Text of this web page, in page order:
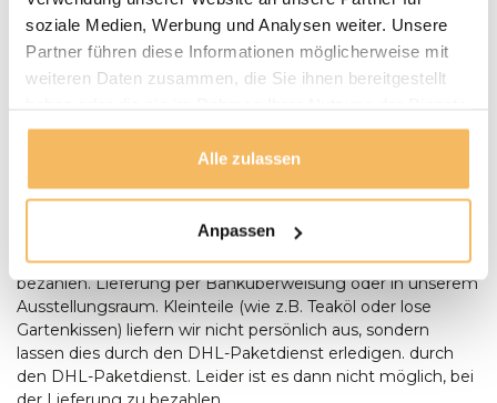
soziale Medien, Werbung und Analysen weiter. Unsere
Partner führen diese Informationen möglicherweise mit
weiteren Daten zusammen, die Sie ihnen bereitgestellt
gesammelt haben.
Alle zulassen
Anpassen
mit Ihnen einen Termin für die Lieferung. Unsere
Gartenmöbel werden bei Bedarf von unserem Fahrer
montiert und aufgestellt. Anlieferungen erfolgen nur
Bestellungen ab € 500,- werden kostenlos geliefert. Sie
können bei der Lieferung mit einem Stift oder in bar
machen, bei der Lieferung zu bezahlen, können Sie auch
per Banküberweisung oder in unserem Ausstellungsraum
bezahlen. Lieferung per Banküberweisung oder in unserem
Ausstellungsraum. Kleinteile (wie z.B. Teaköl oder lose
Gartenkissen) liefern wir nicht persönlich aus, sondern
lassen dies durch den DHL-Paketdienst erledigen. durch
den DHL-Paketdienst. Leider ist es dann nicht möglich, bei